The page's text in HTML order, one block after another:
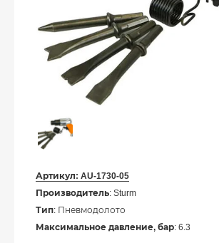
Артикул: AU-1730-05
Производитель: Sturm
Тип: Пневмодолото
Максимальное давление, бар: 6.3